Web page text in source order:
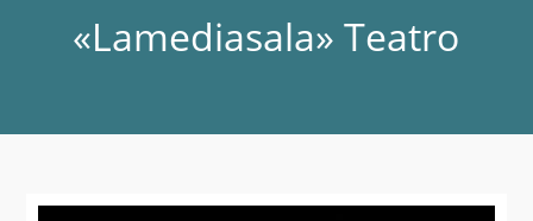
«Lamediasala» Teatro